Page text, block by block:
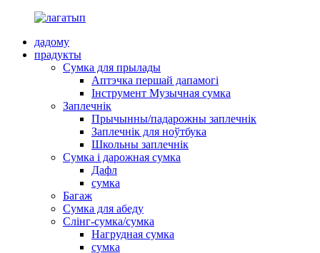
дадому
прадукты
Сумка для прылады
Аптэчка першай дапамогі
Інструмент Музычная сумка
Заплечнік
Прычынны/падарожны заплечнік
Заплечнік для ноўтбука
Школьны заплечнік
Сумка і дарожная сумка
Дафл
сумка
Багаж
Сумка для абеду
Слінг-сумка/сумка
Нагрудная сумка
сумка